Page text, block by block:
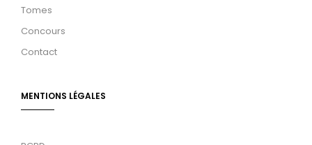
Tomes
Concours
Contact
MENTIONS LÉGALES